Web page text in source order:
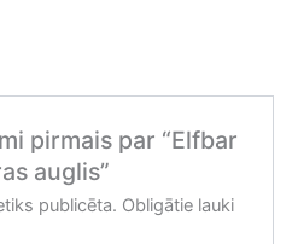
pirmais par “Elfbar
auglis”
publicēta. Obligātie lauki